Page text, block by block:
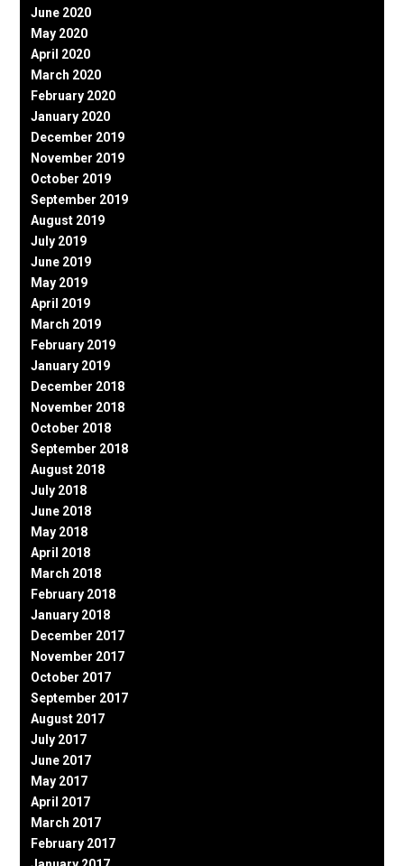
June 2020
May 2020
April 2020
March 2020
February 2020
January 2020
December 2019
November 2019
October 2019
September 2019
August 2019
July 2019
June 2019
May 2019
April 2019
March 2019
February 2019
January 2019
December 2018
November 2018
October 2018
September 2018
August 2018
July 2018
June 2018
May 2018
April 2018
March 2018
February 2018
January 2018
December 2017
November 2017
October 2017
September 2017
August 2017
July 2017
June 2017
May 2017
April 2017
March 2017
February 2017